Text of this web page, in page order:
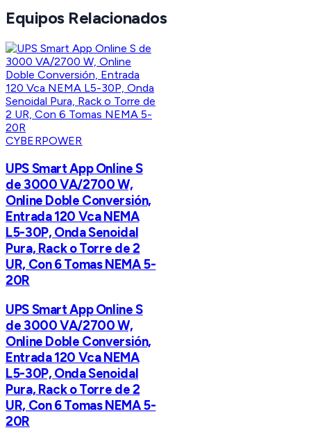
Equipos Relacionados
CYBERPOWER
UPS Smart App Online S
de 3000 VA/2700 W,
Online Doble Conversión,
Entrada 120 Vca NEMA
L5-30P, Onda Senoidal
Pura, Rack o Torre de 2
UR, Con 6 Tomas NEMA 5-
20R
UPS Smart App Online S
de 3000 VA/2700 W,
Online Doble Conversión,
Entrada 120 Vca NEMA
L5-30P, Onda Senoidal
Pura, Rack o Torre de 2
UR, Con 6 Tomas NEMA 5-
20R